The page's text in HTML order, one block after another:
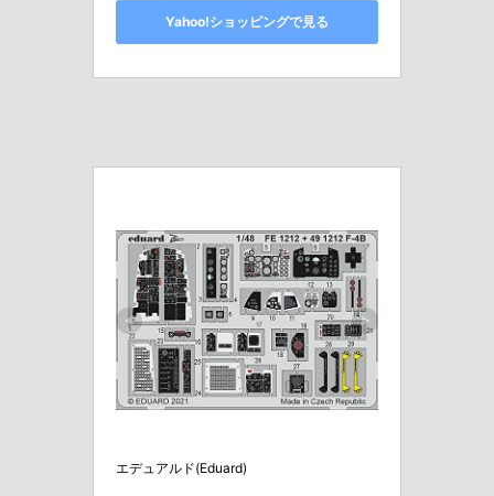
Yahoo!ショッピングで見る
エデュアルド(Eduard)